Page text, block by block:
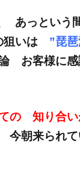
あっという
狙いは ”琵
お客様に感
の 知り合い
朝来られて